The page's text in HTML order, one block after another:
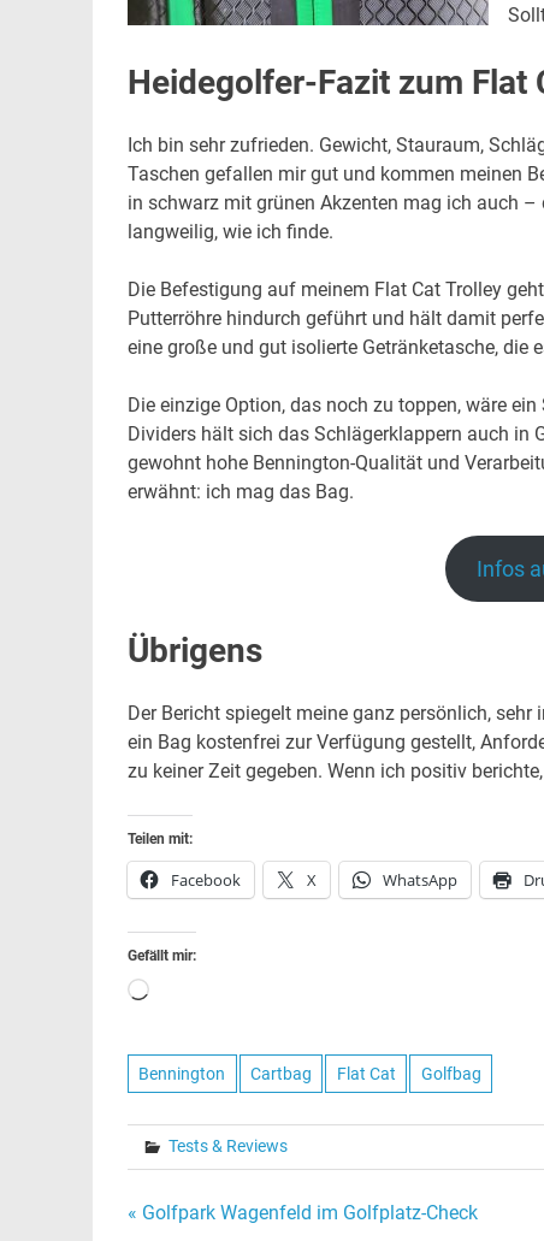
Heidegolfer-Fazit zum Flat
Ich bin sehr zufrieden. Gewicht, Stauraum,
Taschen gefallen mir gut und kommen meinen
in schwarz mit grünen Akzenten mag ich auch
langweilig, wie ich finde.
Die Befestigung auf meinem Flat Cat Trolley
Putterröhre hindurch geführt und hält damit
eine große und gut isolierte Getränketasche, die
Die einzige Option, das noch zu toppen, wäre
Dividers hält sich das Schlägerklappern auch in
gewohnt hohe Bennington-Qualität und
erwähnt: ich mag das Bag.
Infos
Übrigens
Der Bericht spiegelt meine ganz persönlich,
ein Bag kostenfrei zur Verfügung gestellt,
zu keiner Zeit gegeben. Wenn ich positiv
Teilen mit:
Facebook X WhatsApp
Gefällt mir:
Wird
Bennington Cartbag Flat Cat Golfbag
Tests & Reviews
Beitragsnavigation
« Golfpark Wagenfeld im Golfplatz-Check